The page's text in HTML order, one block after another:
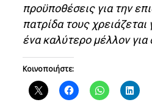
προϋποθέσεις για την
πατρίδα τους χρειάζεται
ένα καλύτερο μέλλον για
Κοινοποιήστε: